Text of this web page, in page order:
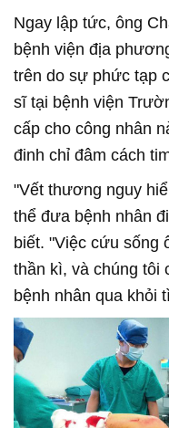
Ngay lập tức, ông
bệnh viện địa
trên do sự phức tạp
sĩ tại bệnh viện
cấp cho công nhân
đinh chỉ đâm cách
"Vết thương nguy
thể đưa bệnh nhân
biết. "Việc cứu sống
thần kì, và chúng tôi
bệnh nhân qua khỏi